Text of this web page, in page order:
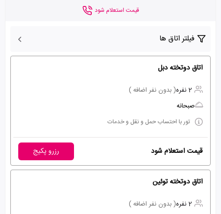
قیمت استعلام شود
فیلتر اتاق ها
اتاق دوتخته دبل
2 نفره
( بدون نفر اضافه )
صبحانه
تور با احتساب حمل و نقل و خدمات
قیمت استعلام شود رزرو پکیج
اتاق دوتخته توئین
2 نفره
( بدون نفر اضافه )